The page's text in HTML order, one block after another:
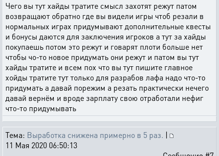
Чего вы тут хайды тратите смысл захотят режут патом
возвращают обратно где вы видели игры чтоб резали в
нормальных играх придумывают дополнительные квесты
и бонусы даются для заключения игроков а тут за хайды
покупаешь потом это режут и говарят плоти больше нет
чтобы чо-то новое придумать они режут и патом вы тут
хайды тратите и всем пох что вы тут пишите главное
хойды тратите тут только для разрабов лафа надо что-то
придумать а давай порежим а резать практически нечего
давай вернём и вроде зарплату свою отработали нефиг
что-то придумывать
Тема: Выработка снижена примерно в 5 раз. |
11 Мая 2020 06:50:13